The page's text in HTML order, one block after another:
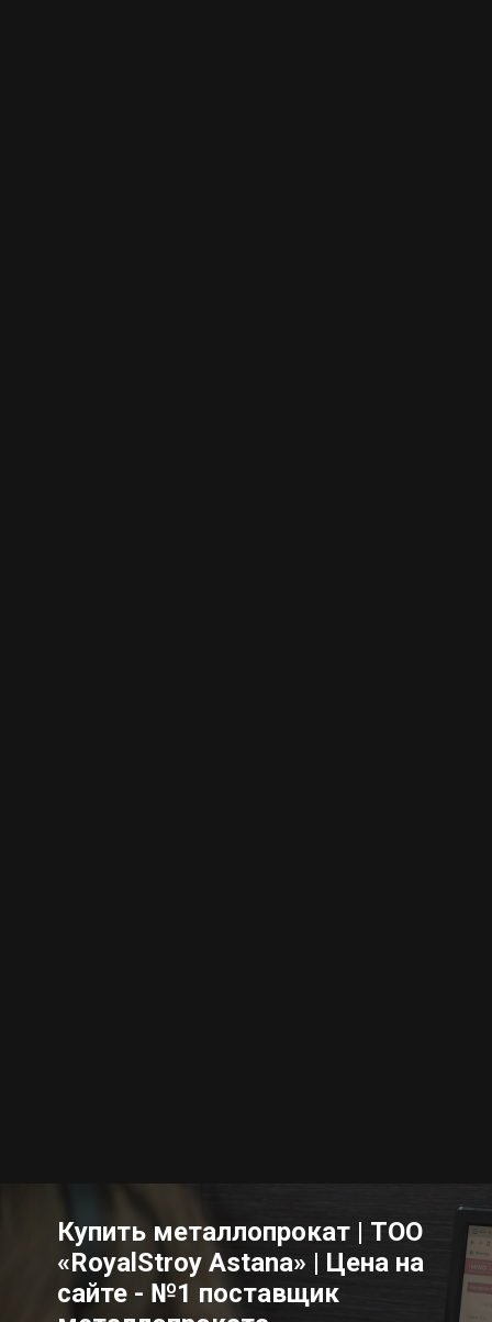
Купить металлопрокат | ТОО
«RoyalStroy Astana» | Цена на
сайте - №1 поставщик